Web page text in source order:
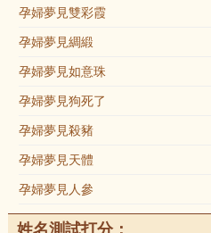
孕婦夢見雙彩霞
孕婦夢見綢緞
孕婦夢見如意珠
孕婦夢見狗死了
孕婦夢見殺豬
孕婦夢見天體
孕婦夢見人參
姓名測試打分：